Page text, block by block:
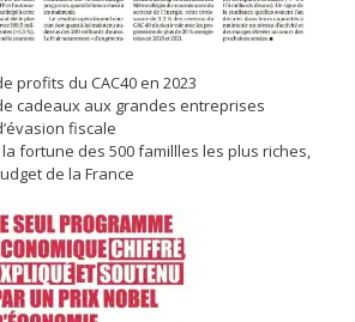
profits du CAC40 en 2023
cadeaux aux grandes entreprises
fiscale
fortune des 500 famillles les plus riches,
de la France